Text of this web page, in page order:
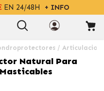
EN 24/48H + INFO
/
Natural Para